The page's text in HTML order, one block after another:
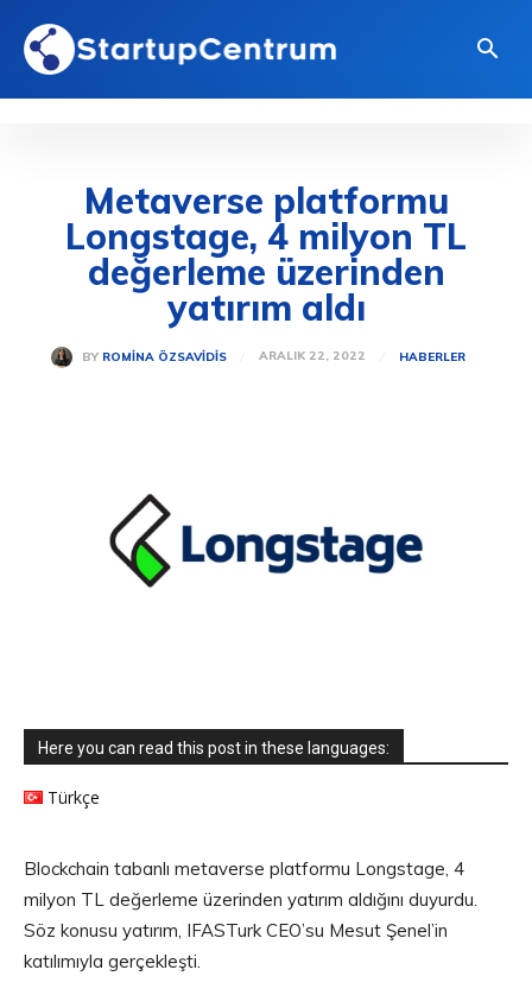
Metaverse platformu
Longstage, 4 milyon TL
değerleme üzerinden
yatırım aldı
BY ROMINA ÖZSAVIDIS ARALIK 22, 2022 HABERLER
Here you can read this post in these languages:
Türkçe
Blockchain tabanlı metaverse platformu Longstage, 4
milyon TL değerleme üzerinden yatırım aldığını duyurdu.
Söz konusu yatırım, IFASTurk CEO’su Mesut Şenel’in
katılımıyla gerçekleşti.